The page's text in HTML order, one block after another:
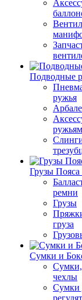
Подводные
ружья
ружьям
Грузы
ремни
Грузы
груза
Сумки и
чехлы
Сумки